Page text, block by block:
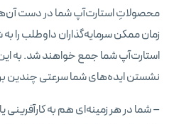
محصولاتِ استارت‌آپ شما در دست
زمان ممکن سرمایه‌گذاران داوطلب را
استارت‌آپ شما جمع خواهند شد. به این
نشستن ایده‌های شما سرعتی چندین
– شما در هر زمینه‌ای هم به کارآفرینی